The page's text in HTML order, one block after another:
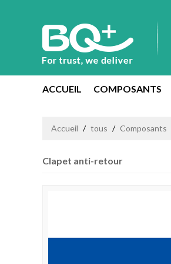
ACCUEIL COMPOSANTS
Accueil / tous / Composants
Clapet anti-retour